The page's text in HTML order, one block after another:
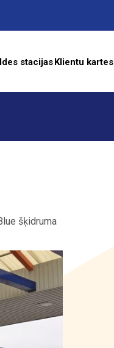
stacijasKlientu kartes
šķidruma